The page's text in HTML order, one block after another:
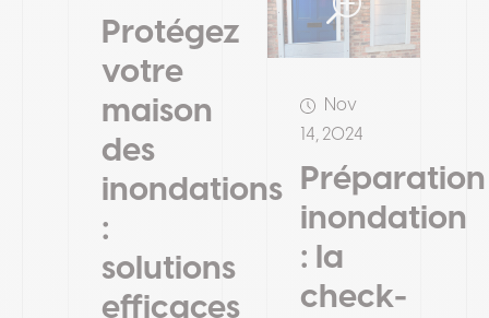
Protégez
votre
maison
des
inondations
:
solutions
efficaces
Nov
14, 2024
Préparation
inondation
: la
check-